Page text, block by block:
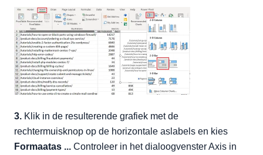
3. Klik in de resulterende grafiek met de
rechtermuisknop op de horizontale aslabels en kies
Formaatas ... Controleer in het dialoogvenster Axis in